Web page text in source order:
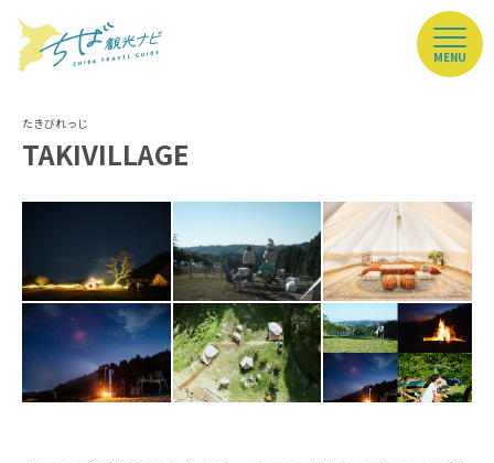
MENU
TAKIVILLAGE